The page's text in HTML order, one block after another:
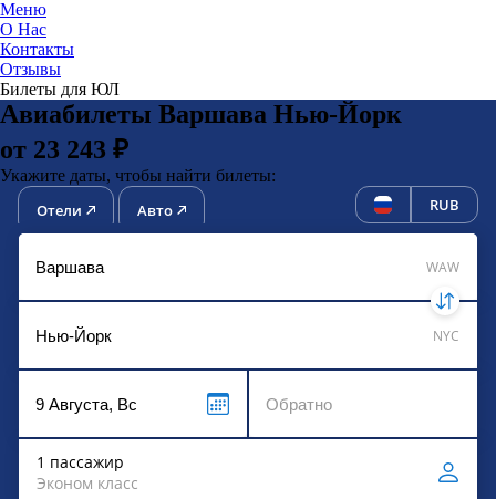
Меню
О Нас
Контакты
Отзывы
Билеты для ЮЛ
Авиабилеты Варшава Нью-Йорк
от 23 243 ₽
Укажите даты, чтобы найти билеты:
Отели Авто RUB
WAW
NYC
1 пассажир
Эконом класс